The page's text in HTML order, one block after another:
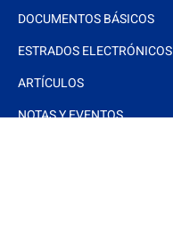
DOCUMENTOS BÁSICOS
ESTRADOS ELECTRÓNICOS
ARTÍCULOS
NOTAS Y EVENTOS